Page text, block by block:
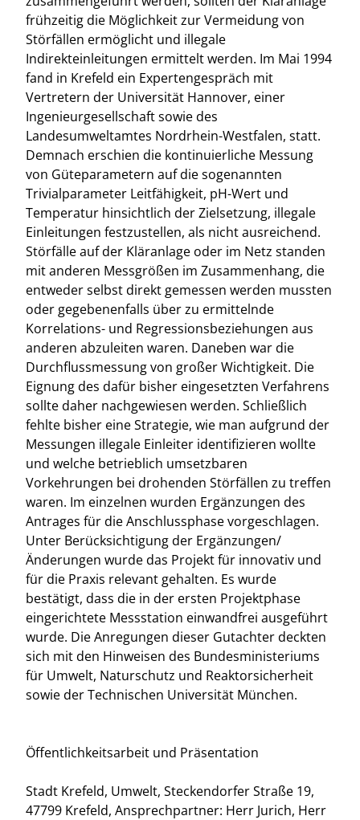
frühzeitig die Möglichkeit zur Vermeidung von
Störfällen ermöglicht und illegale
Indirekteinleitungen ermittelt werden. Im Mai 1994
fand in Krefeld ein Expertengespräch mit
Vertretern der Universität Hannover, einer
Ingenieurgesellschaft sowie des
Landesumweltamtes Nordrhein-Westfalen, statt.
Demnach erschien die kontinuierliche Messung
von Güteparametern auf die sogenannten
Trivialparameter Leitfähigkeit, pH-Wert und
Temperatur hinsichtlich der Zielsetzung, illegale
Einleitungen festzustellen, als nicht ausreichend.
Störfälle auf der Kläranlage oder im Netz standen
mit anderen Messgrößen im Zusammenhang, die
entweder selbst direkt gemessen werden mussten
oder gegebenenfalls über zu ermittelnde
Korrelations- und Regressionsbeziehungen aus
anderen abzuleiten waren. Daneben war die
Durchflussmessung von großer Wichtigkeit. Die
Eignung des dafür bisher eingesetzten Verfahrens
sollte daher nachgewiesen werden. Schließlich
fehlte bisher eine Strategie, wie man aufgrund der
Messungen illegale Einleiter identifizieren wollte
und welche betrieblich umsetzbaren
Vorkehrungen bei drohenden Störfällen zu treffen
waren. Im einzelnen wurden Ergänzungen des
Antrages für die Anschlussphase vorgeschlagen.
Unter Berücksichtigung der Ergänzungen/
Änderungen wurde das Projekt für innovativ und
für die Praxis relevant gehalten. Es wurde
bestätigt, dass die in der ersten Projektphase
eingerichtete Messstation einwandfrei ausgeführt
wurde. Die Anregungen dieser Gutachter deckten
sich mit den Hinweisen des Bundesministeriums
für Umwelt, Naturschutz und Reaktorsicherheit
sowie der Technischen Universität München.
Öffentlichkeitsarbeit und Präsentation
Stadt Krefeld, Umwelt, Steckendorfer Straße 19,
47799 Krefeld, Ansprechpartner: Herr Jurich, Herr